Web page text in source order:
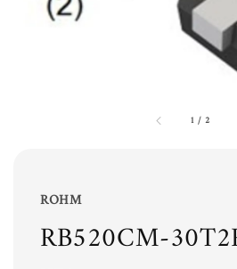
1 / 2
ROHM
RB520CM-